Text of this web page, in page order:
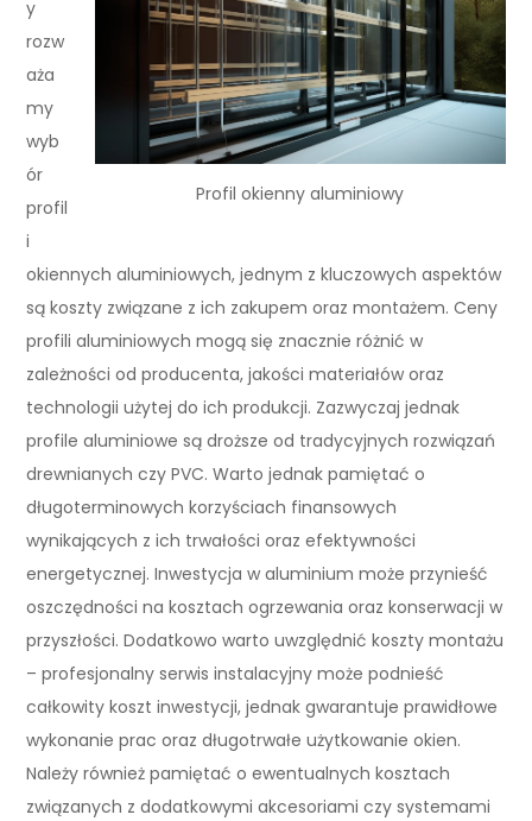
Profil okienny aluminiowy
y
rozw
aża
my
wyb
ór
profil
i
okiennych aluminiowych, jednym z kluczowych aspektów
są koszty związane z ich zakupem oraz montażem. Ceny
profili aluminiowych mogą się znacznie różnić w
zależności od producenta, jakości materiałów oraz
technologii użytej do ich produkcji. Zazwyczaj jednak
profile aluminiowe są droższe od tradycyjnych rozwiązań
drewnianych czy PVC. Warto jednak pamiętać o
długoterminowych korzyściach finansowych
wynikających z ich trwałości oraz efektywności
energetycznej. Inwestycja w aluminium może przynieść
oszczędności na kosztach ogrzewania oraz konserwacji w
przyszłości. Dodatkowo warto uwzględnić koszty montażu
– profesjonalny serwis instalacyjny może podnieść
całkowity koszt inwestycji, jednak gwarantuje prawidłowe
wykonanie prac oraz długotrwałe użytkowanie okien.
Należy również pamiętać o ewentualnych kosztach
związanych z dodatkowymi akcesoriami czy systemami